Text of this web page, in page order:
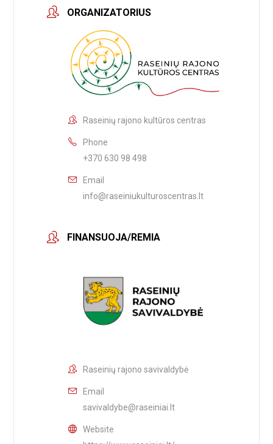
ORGANIZATORIUS
Raseinių rajono kultūros centras
Phone
+370 630 98 498
Email
info@raseiniukulturoscentras.lt
FINANSUOJA/REMIA
Raseinių rajono savivaldybė
Email
savivaldybe@raseiniai.lt
Website